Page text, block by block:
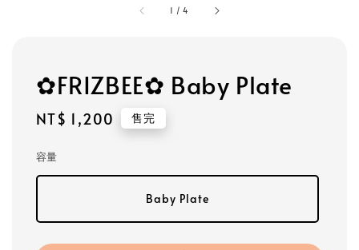
1 /4
✿FRIZBEE✿ Baby Plate
Regular
NT$ 1,200 售完
容量
Baby Plate